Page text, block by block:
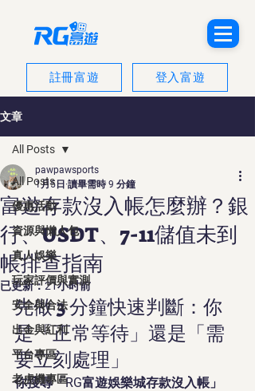
註冊富遊 登入富遊
文章
All Posts
優惠活動
資源與懶人包
真人娛樂
玩家評價與實測
安全與合法
出金與紅利
平台專區
老虎機專區
All Posts
富遊存款沒入帳怎麼辦？銀
行、USDT、7-11儲值未到
帳排查指南
pawpawsports
1月5日 讀畢需時 9 分鐘
已更新：21小时前
先做 3 分鐘快速判斷：你
是「正常等待」還是「需
要立刻處理」
你搜尋「RG富遊娛樂城存款沒入帳」